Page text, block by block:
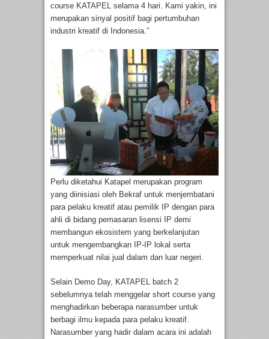
course KATAPEL selama 4 hari. Kami yakin, ini
merupakan sinyal positif bagi pertumbuhan
industri kreatif di Indonesia.”
Perlu diketahui Katapel merupakan program
yang diinisiasi oleh Bekraf untuk menjembatani
para pelaku kreatif atau pemilik IP dengan para
ahli di bidang pemasaran lisensi IP demi
membangun ekosistem yang berkelanjutan
untuk mengembangkan IP-IP lokal serta
memperkuat nilai jual dalam dan luar negeri.
Selain Demo Day, KATAPEL batch 2
sebelumnya telah menggelar short course yang
menghadirkan beberapa narasumber untuk
berbagi ilmu kepada para pelaku kreatif.
Narasumber yang hadir dalam acara ini adalah